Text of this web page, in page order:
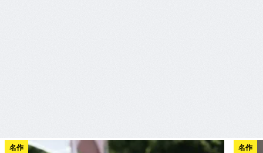
名作 名作